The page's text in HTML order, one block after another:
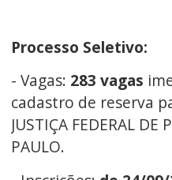
Processo Seletivo:
- Vagas: 283 vagas
cadastro de reserva
JUSTIÇA FEDERAL DE
PAULO.